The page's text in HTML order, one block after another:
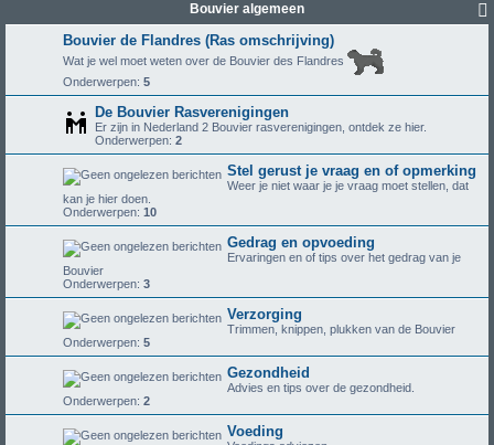
Bouvier algemeen
Bouvier de Flandres (Ras omschrijving)
Wat je wel moet weten over de Bouvier des Flandres
Onderwerpen: 5
De Bouvier Rasverenigingen
Er zijn in Nederland 2 Bouvier rasverenigingen, ontdek ze hier.
Onderwerpen: 2
Stel gerust je vraag en of opmerking
Weer je niet waar je je vraag moet stellen, dat
kan je hier doen.
Onderwerpen: 10
Gedrag en opvoeding
Ervaringen en of tips over het gedrag van je
Bouvier
Onderwerpen: 3
Verzorging
Trimmen, knippen, plukken van de Bouvier
Onderwerpen: 5
Gezondheid
Advies en tips over de gezondheid.
Onderwerpen: 2
Voeding